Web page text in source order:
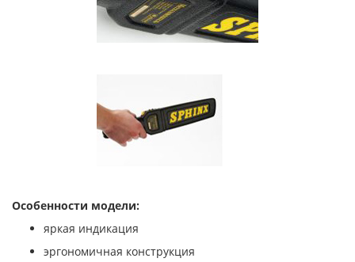
Особенности модели:
яркая индикация
эргономичная конструкция